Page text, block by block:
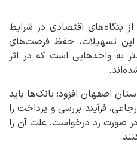
بنگاه‌های اقتصادی در شرایط
این تسهیلات، حفظ فرصت‌های
به واحدهایی است که در اثر
اصفهان افزود: بانک‌ها باید
فرآیند بررسی و پرداخت را
صورت رد درخواست، علت آن را